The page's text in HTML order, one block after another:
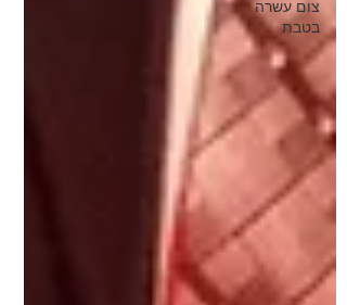
צום עשרה
בטבת